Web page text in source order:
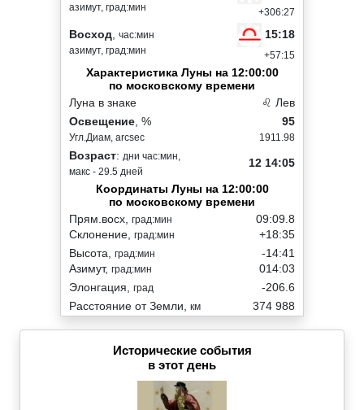
азимут, град:мин
+306:27
Восход час:мин
азимут, град:мин
15:18
+57:15
Характеристика Луны на 12:00:00
по московскому времени
Луна в знаке
♌ Лев
Освещение , %
Угл.Диам, arcsec
95
1911.98
Возраст: дни час:мин,
макс - 29.5 дней
12 14:05
Координаты Луны на 12:00:00
по московскому времени
Прям.восх, град:мин
Склонение, град:мин
09:09.8
+18:35
Высота, град:мин
Азимут, град:мин
-14:41
014:03
Элонгация, град
-206.6
Расстояние от Земли, км 374 988
Исторические события
в этот день